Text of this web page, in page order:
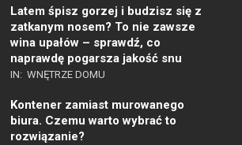
Latem śpisz gorzej i budzisz się z
zatkanym nosem? To nie zawsze
wina upałów – sprawdź, co
naprawdę pogarsza jakość snu
IN: WNĘTRZE DOMU
Kontener zamiast murowanego
biura. Czemu warto wybrać to
rozwiązanie?